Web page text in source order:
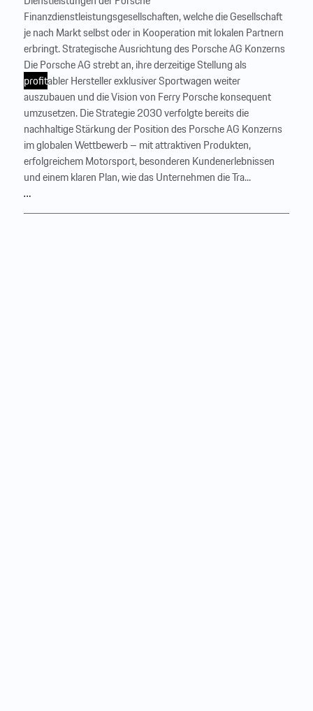
Finanzdienstleistungsgesellschaften, welche die Gesellschaft
je nach Markt selbst oder in Kooperation mit lokalen Partnern
erbringt. Strategische Ausrichtung des Porsche AG Konzerns ‍
Die Porsche AG strebt an, ihre derzeitige Stellung als
profitabler Hersteller exklusiver Sportwagen weiter
auszubauen und die Vision von Ferry Porsche konsequent
umzusetzen. Die Strategie 2030 verfolgte bereits die
nachhaltige Stärkung der Position des Porsche AG Konzerns
im globalen Wettbewerb – mit attraktiven Produkten,
erfolgreichem Motorsport, besonderen Kundenerlebnissen
und einem klaren Plan, wie das Unternehmen die Tra...
…